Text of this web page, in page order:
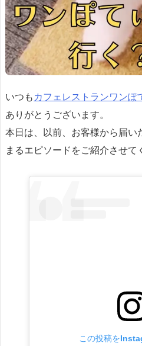
いつもカフェレストランワンぽ
ありがとうございます。
本日は、以前、お客様から届い
まるエピソードをご紹介させて
この投稿を